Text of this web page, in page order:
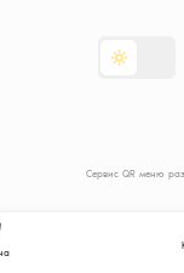
Сервис QR меню